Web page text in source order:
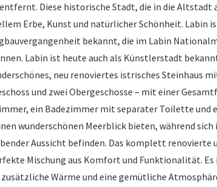
Diese historische Stadt, die in die Altstadt
Erbe, Kunst und natürlicher Schönheit. Labin
bekannt, die im Labin
Labin ist heute auch als Künstlerstadt
neu renoviertes istrisches Steinhaus
und zwei Obergeschosse – mit einer
ein Badezimmer mit separater Toilette und
wunderschönen Meerblick bieten, während
Aussicht befinden. Das komplett
Mischung aus Komfort und Funktionalität.
Wärme und eine gemütliche